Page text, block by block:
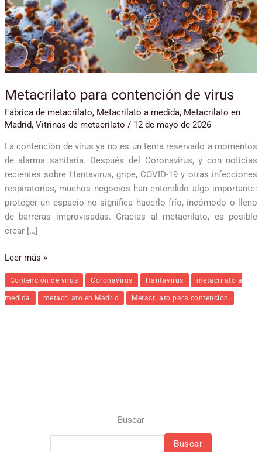
Metacrilato para contención de virus
Fábrica de metacrilato, Metacrilato a medida, Metacrilato en
Madrid, Vitrinas de metacrilato / 12 de mayo de 2026
La contención de virus ya no es un tema reservado a momentos
de alarma sanitaria. Después del Coronavirus, y con noticias
recientes sobre Hantavirus, gripe, COVID-19 y otras infecciones
respiratorias, muchos negocios han entendido algo importante:
proteger un espacio no significa hacerlo frío, incómodo o lleno
de barreras improvisadas. Gracias al metacrilato, es posible
crear […]
Leer más »
Contención de virus Coronavirus Hantavirus metacrilato a
medida metacrilato en Madrid Metacrilato para contención
Buscar
Buscar